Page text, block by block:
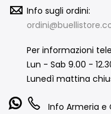
Info sugli ordini:
Per informazioni
Lun - Sab 9.00 -
Lunedì mattina
Info Armeria e